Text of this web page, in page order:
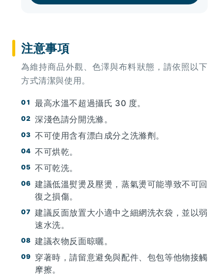
注意事項
為維持商品外觀、色澤與布料狀態，請依照以下
方式清潔與使用。
最高水溫不超過攝氏 30 度。
深淺色請分開洗滌。
不可使用含有漂白成分之洗滌劑。
不可烘乾。
不可乾洗。
建議低溫熨燙及壓燙，蒸氣燙可能導致不可回
復之損傷。
建議反面放置大小適中之細網洗衣袋，並以弱
速水洗。
建議衣物反面晾曬。
穿著時，請留意避免與配件、包包等他物接觸
摩擦。